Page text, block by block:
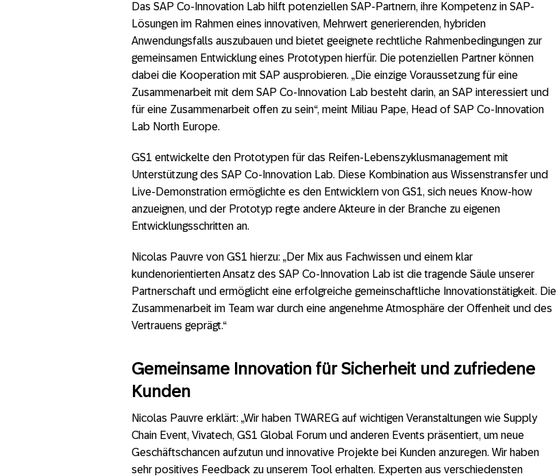
Das SAP Co-Innovation Lab hilft potenziellen SAP-Partnern, ihre Kompetenz in SAP-
Lösungen im Rahmen eines innovativen, Mehrwert generierenden, hybriden
Anwendungsfalls auszubauen und bietet geeignete rechtliche Rahmenbedingungen zur
gemeinsamen Entwicklung eines Prototypen hierfür. Die potenziellen Partner können
dabei die Kooperation mit SAP ausprobieren. „Die einzige Voraussetzung für eine
Zusammenarbeit mit dem SAP Co-Innovation Lab besteht darin, an SAP interessiert und
für eine Zusammenarbeit offen zu sein“, meint Miliau Pape, Head of SAP Co-Innovation
Lab North Europe.
GS1 entwickelte den Prototypen für das Reifen-Lebenszyklusmanagement mit
Unterstützung des SAP Co-Innovation Lab. Diese Kombination aus Wissenstransfer und
Live-Demonstration ermöglichte es den Entwicklern von GS1, sich neues Know-how
anzueignen, und der Prototyp regte andere Akteure in der Branche zu eigenen
Entwicklungsschritten an.
Nicolas Pauvre von GS1 hierzu: „Der Mix aus Fachwissen und einem klar
kundenorientierten Ansatz des SAP Co-Innovation Lab ist die tragende Säule unserer
Partnerschaft und ermöglicht eine erfolgreiche gemeinschaftliche Innovationstätigkeit. Die
Zusammenarbeit im Team war durch eine angenehme Atmosphäre der Offenheit und des
Vertrauens geprägt.“
Gemeinsame Innovation für Sicherheit und zufriedene
Kunden
Nicolas Pauvre erklärt: „Wir haben TWAREG auf wichtigen Veranstaltungen wie Supply
Chain Event, Vivatech, GS1 Global Forum und anderen Events präsentiert, um neue
Geschäftschancen aufzutun und innovative Projekte bei Kunden anzuregen. Wir haben
sehr positives Feedback zu unserem Tool erhalten. Experten aus verschiedensten